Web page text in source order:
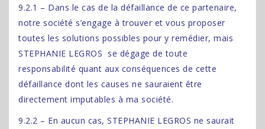
9.2.1 – Dans le cas de la défaillance de ce partenaire,
notre société s’engage à trouver et vous proposer
toutes les solutions possibles pour y remédier, mais
STEPHANIE LEGROS se dégage de toute
responsabilité quant aux conséquences de cette
défaillance dont les causes ne sauraient être
directement imputables à ma société.
9.2.2 – En aucun cas, STEPHANIE LEGROS ne saurait